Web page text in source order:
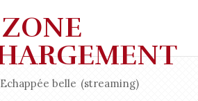
ZONE
belle (streaming)